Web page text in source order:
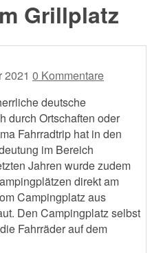
Grillplatz
2021 0 Kommentare
deutsche
durch Ortschaften oder
Fahrradtrip hat in den
im Bereich
Jahren wurde zudem
direkt am
Campingplatz aus
Den Campingplatz selbst
Fahrräder auf dem